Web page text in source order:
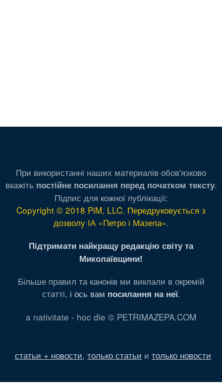
При використанні наших материалів обов'язково
вкажіть постійне посилання перед початком тексту.
Підпис для кожної публікації:
Copyright © 2018 PiM, LLC. Передруковується з
дозволу ІА «Петро і Мазепа».
Підтримати найкращу редакцію світу та
Миколаївщини!
Більше правил та канонів ми виклали в окремій
статті, і ось вам посилання на неї.
a nativitate - hoc die © PETRIMAZEPA.COM
статьи + новости, только статьи и только новости